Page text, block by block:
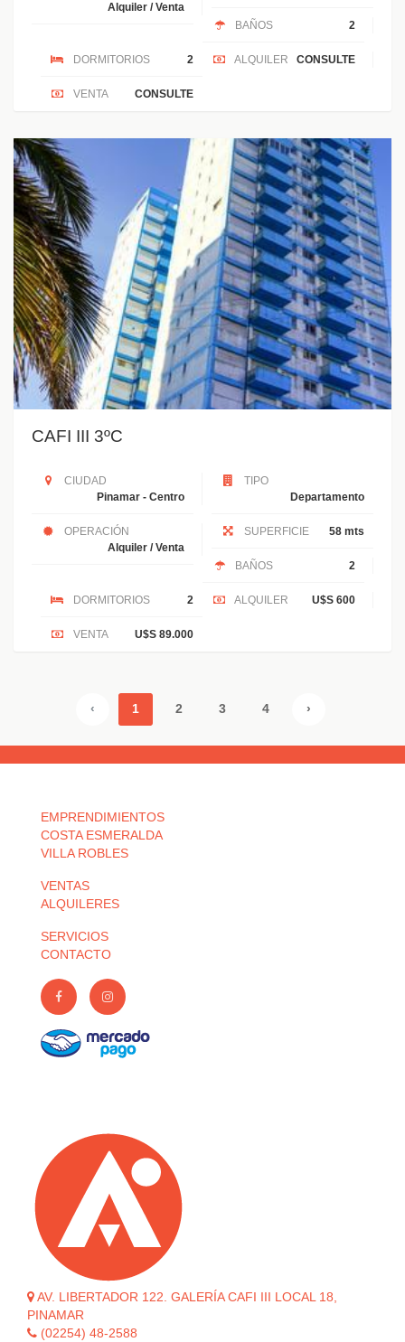
Alquiler / Venta
BAÑOS 2
DORMITORIOS 2 ALQUILER CONSULTE
VENTA CONSULTE
CAFI III 3ºC
CIUDAD
Pinamar - Centro
TIPO
Departamento
OPERACIÓN
Alquiler / Venta
SUPERFICIE 58 mts
BAÑOS 2
DORMITORIOS 2 ALQUILER U$S 600
VENTA U$S 89.000
‹ 1 2 3 4 ›
EMPRENDIMIENTOS
COSTA ESMERALDA
VILLA ROBLES
VENTAS
ALQUILERES
SERVICIOS
CONTACTO
AV. LIBERTADOR 122. GALERÍA CAFI III LOCAL 18,
PINAMAR
(02254) 48-2588